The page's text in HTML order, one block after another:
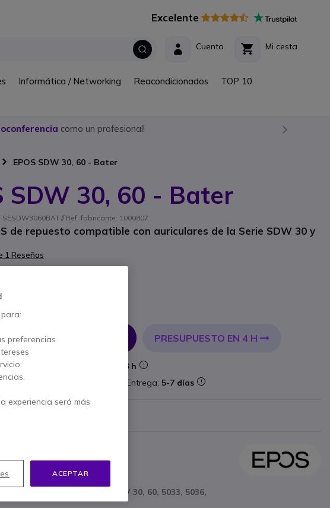
Excelente
Mi cesta
Cuenta
Informática / Networking Reacondicionados TOP 10
como un profesional!
EPOS SDW 30, 60 - Bater
SDW 30, 60 - Bater
// Ref. fabricante: 1000807
de repuesto compatible con auriculares de la Serie SDW 30 y
1 Reseñas
AÑADIR AL CARRITO PRESUPUESTO EN 4 H
en stock
24/48 h
en stock plataforma
Entrega: 5-7 días
de EPOS
auriculares de la serie SDW 30, 60, 5033, 5036,
preferencias
experiencia será más
ACEPTAR